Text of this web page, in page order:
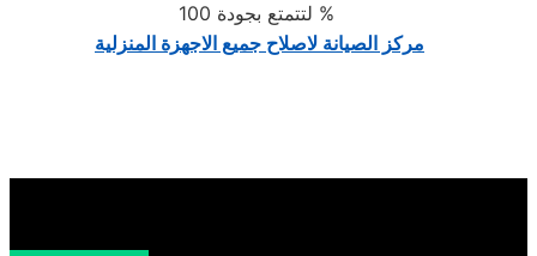
لتتمتع بجودة 100 %
مركز الصيانة لاصلاح جميع الاجهزة المنزلية